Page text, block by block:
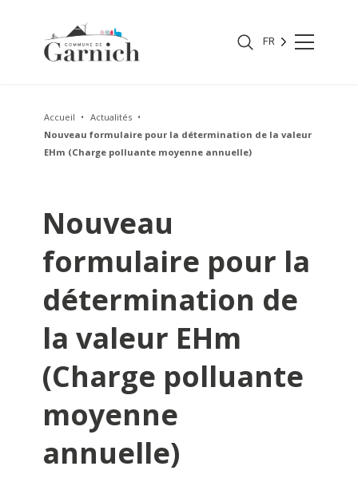
FR
Accueil
Actualités
Nouveau formulaire pour la détermination de la valeur
EHm (Charge polluante moyenne annuelle)
Nouveau
formulaire pour la
détermination de
la valeur EHm
(Charge polluante
moyenne
annuelle)